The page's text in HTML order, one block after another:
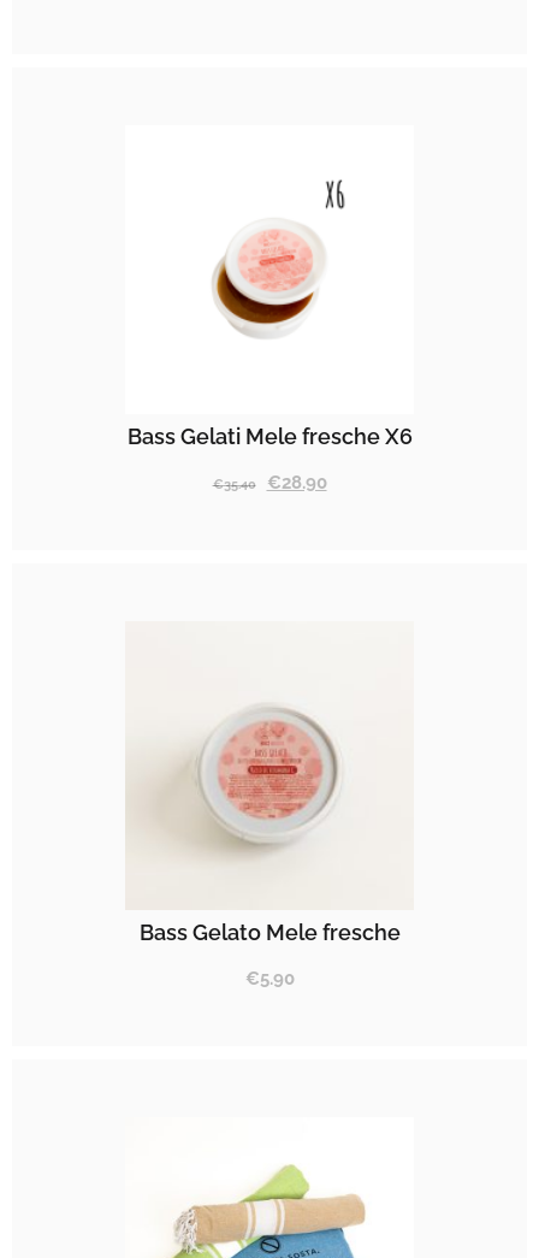
Bass Gelati Mele fresche X6
€35.40 €28.90
Bass Gelato Mele fresche
€5.90